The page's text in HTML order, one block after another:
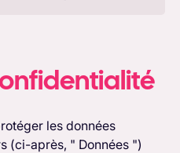
les données
(ci-après, " Données ")